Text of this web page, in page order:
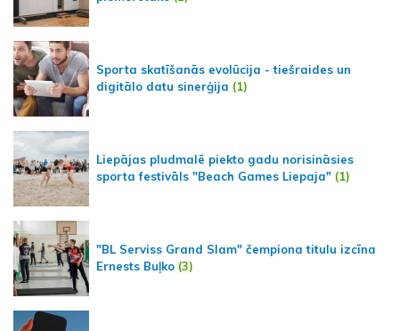
Sporta skatīšanās evolūcija - tiešraides un
digitālo datu sinerģija (1)
Liepājas pludmalē piekto gadu norisināsies
sporta festivāls "Beach Games Liepaja" (1)
"BL Serviss Grand Slam" čempiona titulu izcīna
Ernests Buļko (3)